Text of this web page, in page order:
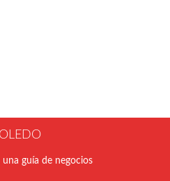
una guía de negocios